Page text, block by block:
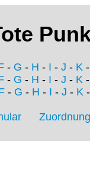
- G - H - I - J - K
- G - H - I - J - K
- G - H - I - J - K